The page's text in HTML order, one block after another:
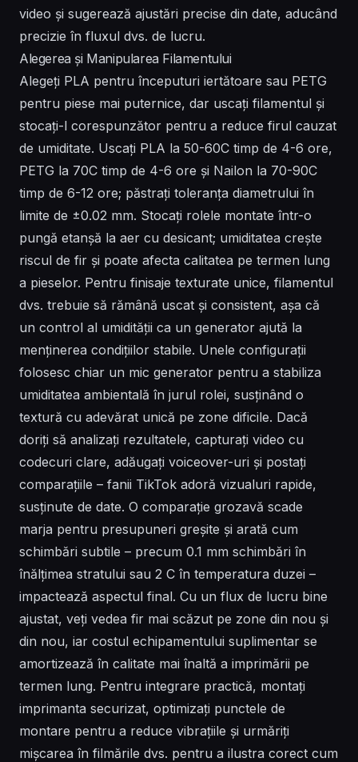
video și sugerează ajustări precise din date, aducând
precizie în fluxul dvs. de lucru.
Alegerea și Manipularea Filamentului
Alegeți PLA pentru începuturi iertătoare sau PETG
pentru piese mai puternice, dar uscați filamentul și
stocați-l corespunzător pentru a reduce firul cauzat
de umiditate. Uscați PLA la 50-60C timp de 4-6 ore,
PETG la 70C timp de 4-6 ore și Nailon la 70-90C
timp de 6-12 ore; păstrați toleranța diametrului în
limite de ±0.02 mm. Stocați rolele montate într-o
pungă etanșă la aer cu desicant; umiditatea crește
riscul de fir și poate afecta calitatea pe termen lung
a pieselor. Pentru finisaje texturate unice, filamentul
dvs. trebuie să rămână uscat și consistent, așa că
un control al umidității ca un generator ajută la
menținerea condițiilor stabile. Unele configurații
folosesc chiar un mic generator pentru a stabiliza
umiditatea ambientală în jurul rolei, susținând o
textură cu adevărat unică pe zone dificile. Dacă
doriți să analizați rezultatele, capturați video cu
codecuri clare, adăugați voiceover-uri și postați
comparațiile – fanii TikTok adoră vizualuri rapide,
susținute de date. O comparație grozavă scade
marja pentru presupuneri greșite și arată cum
schimbări subtile – precum 0.1 mm schimbări în
înălțimea stratului sau 2 C în temperatura duzei –
impactează aspectul final. Cu un flux de lucru bine
ajustat, veți vedea fir mai scăzut pe zone din nou și
din nou, iar costul echipamentului suplimentar se
amortizează în calitate mai înaltă a imprimării pe
termen lung. Pentru integrare practică, montați
imprimanta securizat, optimizați punctele de
montare pentru a reduce vibrațiile și urmăriți
mișcarea în filmările dvs. pentru a ilustra corect cum